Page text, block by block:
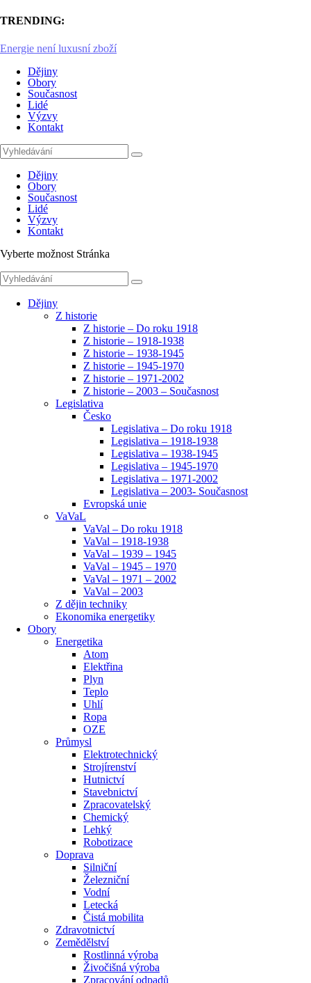
TRENDING:
Plynárenství
Dějiny
Obory
Současnost
Lidé
Výzvy
Kontakt
Dějiny
Obory
Současnost
Lidé
Výzvy
Kontakt
Vyberte možnost Stránka
Dějiny
Z historie
Z historie – Do roku 1918
Z historie – 1918-1938
Z historie – 1938-1945
Z historie – 1945-1970
Z historie – 1971-2002
Z historie – 2003 – Současnost
Legislativa
Česko
Legislativa – Do roku 1918
Legislativa – 1918-1938
Legislativa – 1938-1945
Legislativa – 1945-1970
Legislativa – 1971-2002
Legislativa – 2003- Současnost
Evropská unie
VaVaL
VaVal – Do roku 1918
VaVal – 1918-1938
VaVal – 1939 – 1945
VaVal – 1945 – 1970
VaVal – 1971 – 2002
VaVal – 2003
Z dějin techniky
Ekonomika energetiky
Obory
Energetika
Atom
Elektřina
Plyn
Teplo
Uhlí
Ropa
OZE
Průmysl
Elektrotechnický
Strojírenství
Hutnictví
Stavebnictví
Zpracovatelský
Chemický
Lehký
Robotizace
Doprava
Silniční
Železniční
Vodní
Letecká
Čistá mobilita
Zdravotnictví
Zemědělství
Rostlinná výroba
Živočišná výroba
Zpracování odpadů